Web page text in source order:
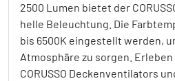
2500 Lumen bietet der
helle Beleuchtung. Die
bis 6500K eingestellt werden,
Atmosphäre zu sorgen.
CORUSSO Deckenventilators